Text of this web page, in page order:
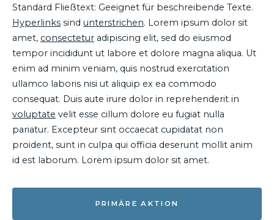
Standard Fließtext: Geeignet für beschreibende Texte.
Hyperlinks sind unterstrichen. Lorem ipsum dolor sit
amet, consectetur adipiscing elit, sed do eiusmod
tempor incididunt ut labore et dolore magna aliqua. Ut
enim ad minim veniam, quis nostrud exercitation
ullamco laboris nisi ut aliquip ex ea commodo
consequat. Duis aute irure dolor in reprehenderit in
voluptate velit esse cillum dolore eu fugiat nulla
pariatur. Excepteur sint occaecat cupidatat non
proident, sunt in culpa qui officia deserunt mollit anim
id est laborum. Lorem ipsum dolor sit amet.
PRIMÄRE AKTION